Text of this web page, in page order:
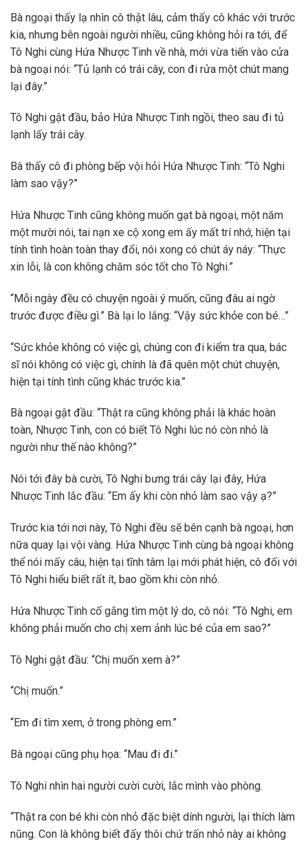
Bà ngoại thấy lạ nhìn cô thật lâu, cảm thấy cô khác với trước
kia, nhưng bên ngoài người nhiều, cũng không hỏi ra tới, để
Tô Nghi cùng Hứa Nhược Tinh về nhà, mới vừa tiến vào cửa
bà ngoại nói: “Tủ lạnh có trái cây, con đi rửa một chút mang
lại đây.”
Tô Nghi gật đầu, bảo Hứa Nhược Tinh ngồi, theo sau đi tủ
lạnh lấy trái cây.
Bà thấy cô đi phòng bếp vội hỏi Hứa Nhược Tinh: “Tô Nghi
làm sao vậy?”
Hứa Nhược Tinh cũng không muốn gạt bà ngoại, một năm
một mười nói, tai nạn xe cộ xong em ấy mất trí nhớ, hiện tại
tính tình hoàn toàn thay đổi, nói xong có chút áy náy: “Thực
xin lỗi, là con không chăm sóc tốt cho Tô Nghi.”
“Mỗi ngày đều có chuyện ngoài ý muốn, cũng đâu ai ngờ
trước được điều gì.” Bà lại lo lắng: “Vậy sức khỏe con bé…”
“Sức khỏe không có việc gì, chúng con đi kiểm tra qua, bác
sĩ nói không có việc gì, chính là đã quên một chút chuyện,
hiện tại tính tình cũng khác trước kia.”
Bà ngoại gật đầu: “Thật ra cũng không phải là khác hoàn
toàn, Nhược Tinh, con có biết Tô Nghi lúc nó còn nhỏ là
người như thế nào không?”
Nói tới đây bà cười, Tô Nghi bưng trái cây lại đây, Hứa
Nhược Tinh lắc đầu: “Em ấy khi còn nhỏ làm sao vậy ạ?”
Trước kia tới nơi này, Tô Nghi đều sẽ bên cạnh bà ngoại, hơn
nữa quay lại vội vàng. Hứa Nhược Tinh cùng bà ngoại không
thể nói mấy câu, hiện tại tĩnh tâm lại mới phát hiện, cô đối với
Tô Nghi hiểu biết rất ít, bao gồm khi còn nhỏ.
Hứa Nhược Tinh cố gắng tìm một lý do, cô nói: “Tô Nghi, em
không phải muốn cho chị xem ảnh lúc bé của em sao?”
Tô Nghi gật đầu: “Chị muốn xem à?”
“Chị muốn.”
“Em đi tìm xem, ở trong phòng em.”
Bà ngoại cũng phụ họa: “Mau đi đi.”
Tô Nghi nhìn hai người cười cười, lắc mình vào phòng.
“Thật ra con bé khi còn nhỏ đặc biệt dính người, lại thích làm
nũng. Con là không biết đấy thôi chứ trấn nhỏ này ai không